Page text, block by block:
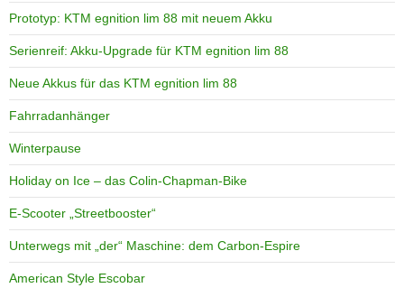
Prototyp: KTM egnition lim 88 mit neuem Akku
Serienreif: Akku-Upgrade für KTM egnition lim 88
Neue Akkus für das KTM egnition lim 88
Fahrradanhänger
Winterpause
Holiday on Ice – das Colin-Chapman-Bike
E-Scooter „Streetbooster“
Unterwegs mit „der“ Maschine: dem Carbon-Espire
American Style Escobar